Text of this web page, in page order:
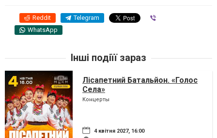
Reddit Telegram
WhatsApp
Інші подіїї зараз
Лісапетний Батальйон. «Голос
Села»
Концерты
4 квітня 2027, 16:00